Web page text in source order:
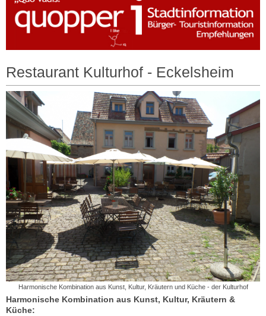
Restaurant Kulturhof - Eckelsheim
Harmonische Kombination aus Kunst, Kultur, Kräutern und Küche - der Kulturhof
Harmonische Kombination aus Kunst, Kultur, Kräutern &
Küche: